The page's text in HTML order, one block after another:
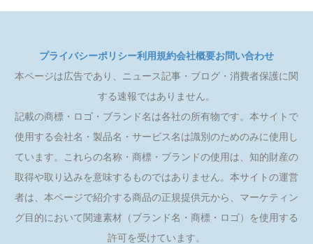
プライバシーポリシー利用規約会社概要お問い合わせ
本ページは広告であり、ニュース記事・ブログ・消費者保護に関
する速報ではありません。
記載の商標・ロゴ・ブランド名は各社の所有物です。本サイトで
使用する会社名・製品名・サービス名は識別のためのみに使用し
ています。これらの名称・商標・ブランドの使用は、知的財産の
取得や取り込みを意味するものではありません。本サイトの運営
者は、本ページで紹介する商品の正規提供元から、マーケティン
グ目的において関連素材（ブランド名・商標・ロゴ）を使用する
許可を受けています。